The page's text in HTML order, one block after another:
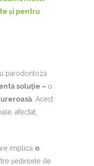
și pentru
parodontoză
soluție – o
. Acest
afectat,
implică o
ședințele de